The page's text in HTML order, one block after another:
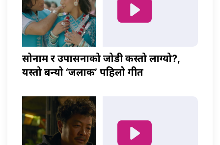
सोनाम र उपासनाको जोडी कस्तो लाग्यो?,
यस्तो बन्यो ‘जलाकी’ पहिलो गीत